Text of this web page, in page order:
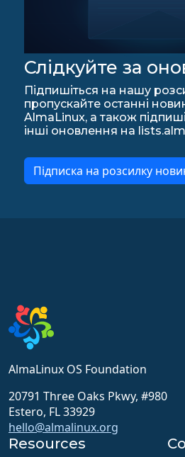
Слідкуйте за
Підпишіться на нашу
пропускайте останні
AlmaLinux, а також
інші оновлення на
Підписка на розсилку
AlmaLinux OS Foundation
20791 Three Oaks Pkwy, #980
Estero, FL 33929
hello@almalinux.org
Resources